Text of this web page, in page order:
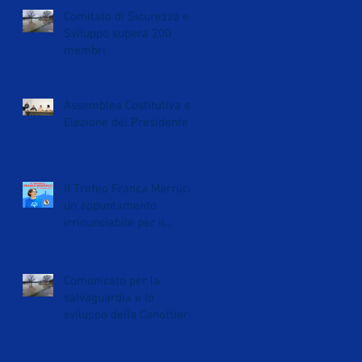
Comitato di Sicurezza e
Sviluppo supera 200
membri
Assemblea Costitutiva e
Elezione del Presidente
Il Trofeo Franca Marrucci:
un appuntamento
irrinunciabile per il
Comunicato per la
salvaguardia e lo
sviluppo della Canottieri